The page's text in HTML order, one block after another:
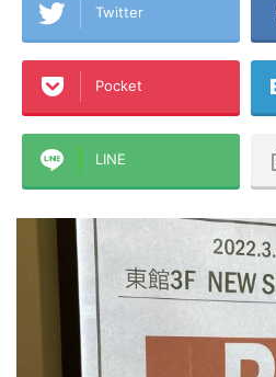
Twitter
Pocket
LINE